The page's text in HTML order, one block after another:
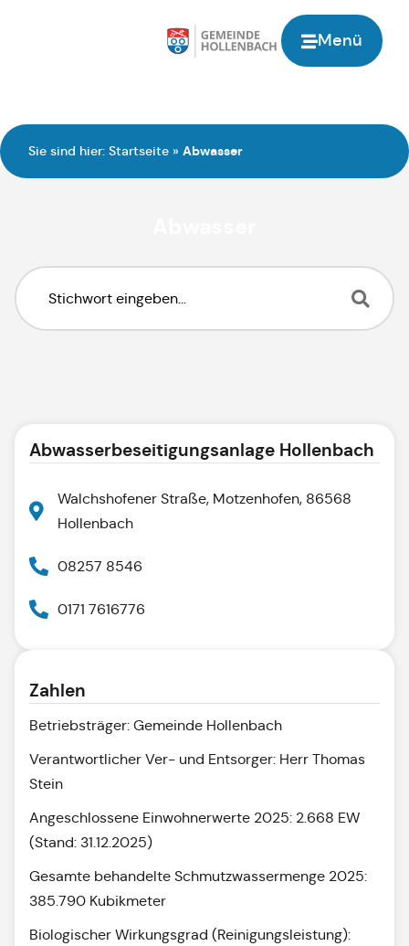
Menü
Sie sind hier: Startseite » Abwasser
Abwasserbeseitigungsanlage Hollenbach
Walchshofener Straße, Motzenhofen, 86568
Hollenbach
08257 8546
0171 7616776
Zahlen
Betriebsträger: Gemeinde Hollenbach
Verantwortlicher Ver- und Entsorger: Herr Thomas
Stein
Angeschlossene Einwohnerwerte 2025: 2.668 EW
(Stand: 31.12.2025)
Gesamte behandelte Schmutzwassermenge 2025:
385.790 Kubikmeter
Biologischer Wirkungsgrad (Reinigungsleistung):